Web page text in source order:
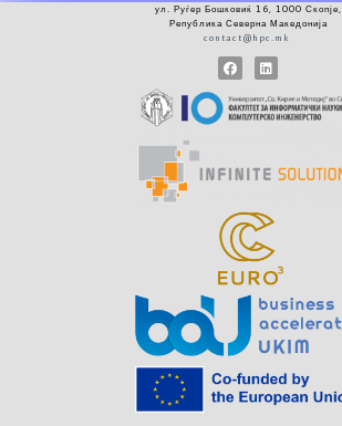
ул. Руѓер Бошковиќ 16, 1000 Скопје,
Република Северна Македонија
contact@hpc.mk